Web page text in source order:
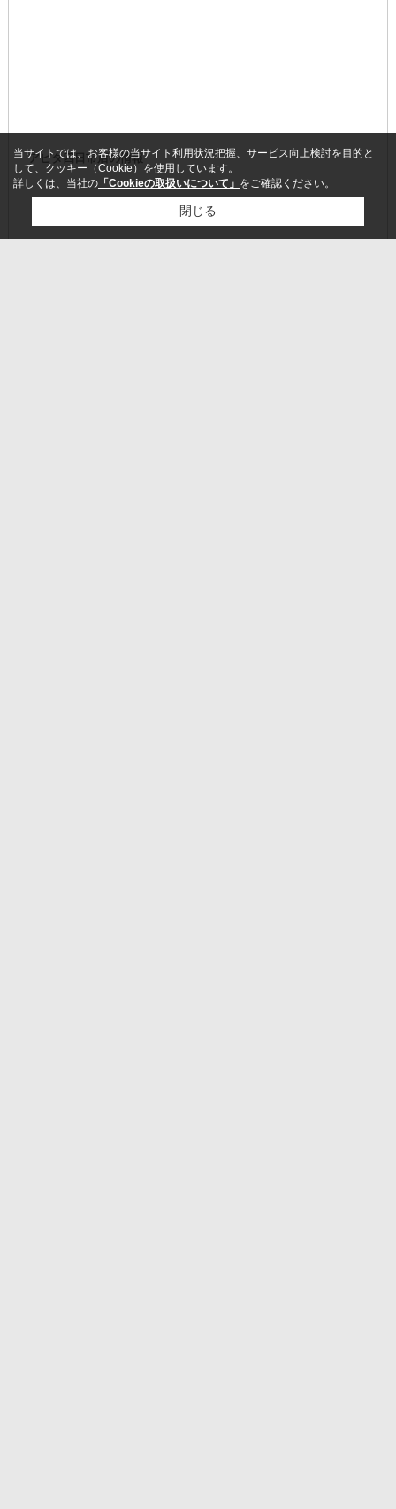
アピタ四日市店の情報
当サイトでは、お客様の当サイト利用状況把握、サービス向上検討を目的と
して、クッキー（Cookie）を使用しています。
詳しくは、当社の 「Cookieの取扱いについて」 をご確認ください。
閉じる